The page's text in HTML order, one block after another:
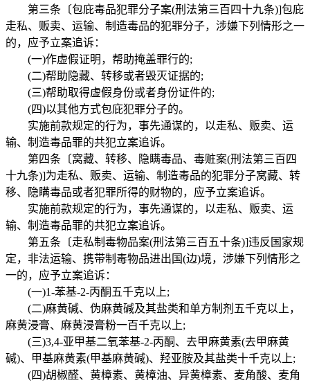
第三条〔包庇毒品犯罪分子案(刑法第三百四十九条)]包庇
走私、贩卖、运输、制造毒品的犯罪分子，涉嫌下列情形之一
的，应予立案追诉：
(一)作虚假证明，帮助掩盖罪行的;
(二)帮助隐藏、转移或者毁灭证据的;
(三)帮助取得虚假身份或者身份证件的;
(四)以其他方式包庇犯罪分子的。
实施前款规定的行为，事先通谋的，以走私、贩卖、运
输、制造毒品罪的共犯立案追诉。
第四条〔窝藏、转移、隐瞒毒品、毒赃案(刑法第三百四
十九条)]为走私、贩卖、运输、制造毒品的犯罪分子窝藏、转
移、隐瞒毒品或者犯罪所得的财物的，应予立案追诉。
实施前款规定的行为，事先通谋的，以走私、贩卖、运
输、制造毒品罪的共犯立案追诉。
第五条〔走私制毒物品案(刑法第三百五十条)]违反国家规
定，非法运输、携带制毒物品进出国(边)境，涉嫌下列情形之
一的，应予立案追诉：
(一)1-苯基-2-丙酮五千克以上;
(二)麻黄碱、伪麻黄碱及其盐类和单方制剂五千克以上，
麻黄浸膏、麻黄浸膏粉一百千克以上;
(三)3,4-亚甲基二氧苯基-2-丙酮、去甲麻黄素(去甲麻黄
碱)、甲基麻黄素(甲基麻黄碱)、羟亚胺及其盐类十千克以上;
(四)胡椒醛、黄樟素、黄樟油、异黄樟素、麦角酸、麦角